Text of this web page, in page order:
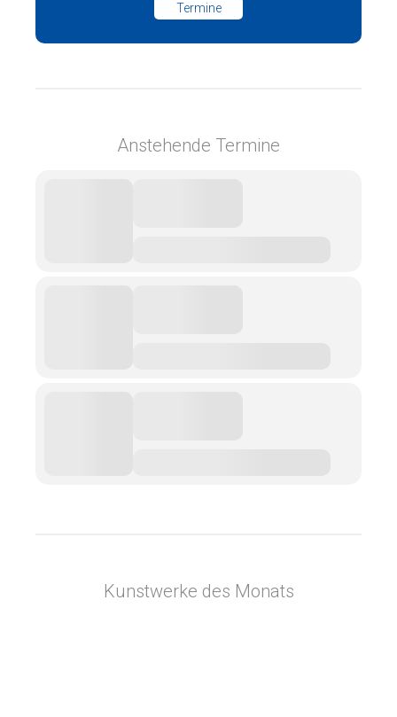
Termine
Anstehende Termine
Kunstwerke des Monats